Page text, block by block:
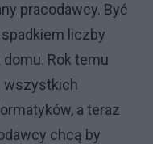
pracodawcy. Być
liczby
Rok temu
wszystkich
a teraz
chcą by